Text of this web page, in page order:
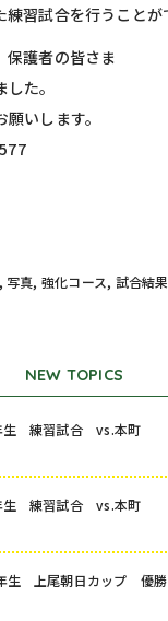
習試合を行うことが
保護者の皆さま
た。
いします。
, 写真, 強化コース, 試合結果
NEW TOPICS
生 練習試合 vs.本町
生 練習試合 vs.本町
生 上尾朝日カップ 優勝